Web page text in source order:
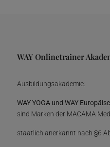
WAY Onlinetrainer
Ausbildungsakademie:
WAY YOGA und WAY
sind Marken der MACAMA
staatlich anerkannt nach §6